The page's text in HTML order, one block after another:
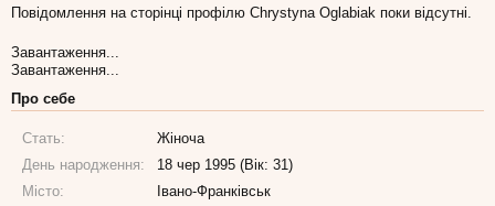
Повідомлення на сторінці профілю Chrystyna Oglabiak поки відсутні.
Завантаження...
Завантаження...
Про себе
Стать:
Жіноча
День народження:
18 чер 1995 (Вік: 31)
Місто:
Івано-Франківськ